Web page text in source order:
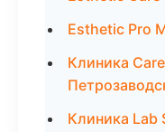
Esthetic Pro
Клиника
Клиника